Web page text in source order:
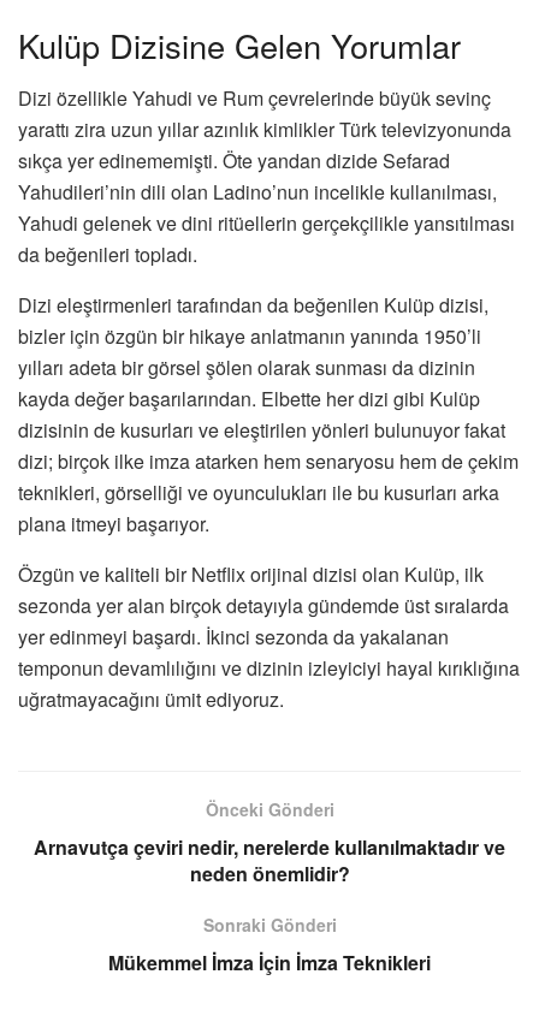
Kulüp Dizisine Gelen Yorumlar
Dizi özellikle Yahudi ve Rum çevrelerinde büyük sevinç
yarattı zira uzun yıllar azınlık kimlikler Türk televizyonunda
sıkça yer edinememişti. Öte yandan dizide Sefarad
Yahudileri’nin dili olan Ladino’nun incelikle kullanılması,
Yahudi gelenek ve dini ritüellerin gerçekçilikle yansıtılması
da beğenileri topladı.
Dizi eleştirmenleri tarafından da beğenilen Kulüp dizisi,
bizler için özgün bir hikaye anlatmanın yanında 1950’li
yılları adeta bir görsel şölen olarak sunması da dizinin
kayda değer başarılarından. Elbette her dizi gibi Kulüp
dizisinin de kusurları ve eleştirilen yönleri bulunuyor fakat
dizi; birçok ilke imza atarken hem senaryosu hem de çekim
teknikleri, görselliği ve oyunculukları ile bu kusurları arka
plana itmeyi başarıyor.
Özgün ve kaliteli bir Netflix orijinal dizisi olan Kulüp, ilk
sezonda yer alan birçok detayıyla gündemde üst sıralarda
yer edinmeyi başardı. İkinci sezonda da yakalanan
temponun devamlılığını ve dizinin izleyiciyi hayal kırıklığına
uğratmayacağını ümit ediyoruz.
Önceki Gönderi
Arnavutça çeviri nedir, nerelerde kullanılmaktadır ve
neden önemlidir?
Sonraki Gönderi
Mükemmel İmza İçin İmza Teknikleri